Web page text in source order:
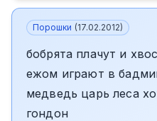
Порошки (17.02.2012)
бобрята плачут и
ежом играют в
медведь царь леса
гондон